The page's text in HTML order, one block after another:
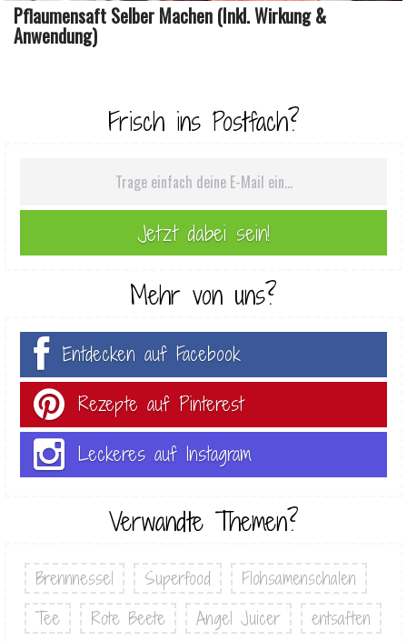
Pflaumensaft Selber Machen (inkl. Wirkung &
Anwendung)
Frisch ins Postfach?
Mehr von uns?
Entdecken auf Facebook
Rezepte auf Pinterest
Leckeres auf Instagram
Verwandte Themen?
Brennnessel Superfood
Flohsamenschalen
Tee
Rote Beete Angel Juicer entsaften